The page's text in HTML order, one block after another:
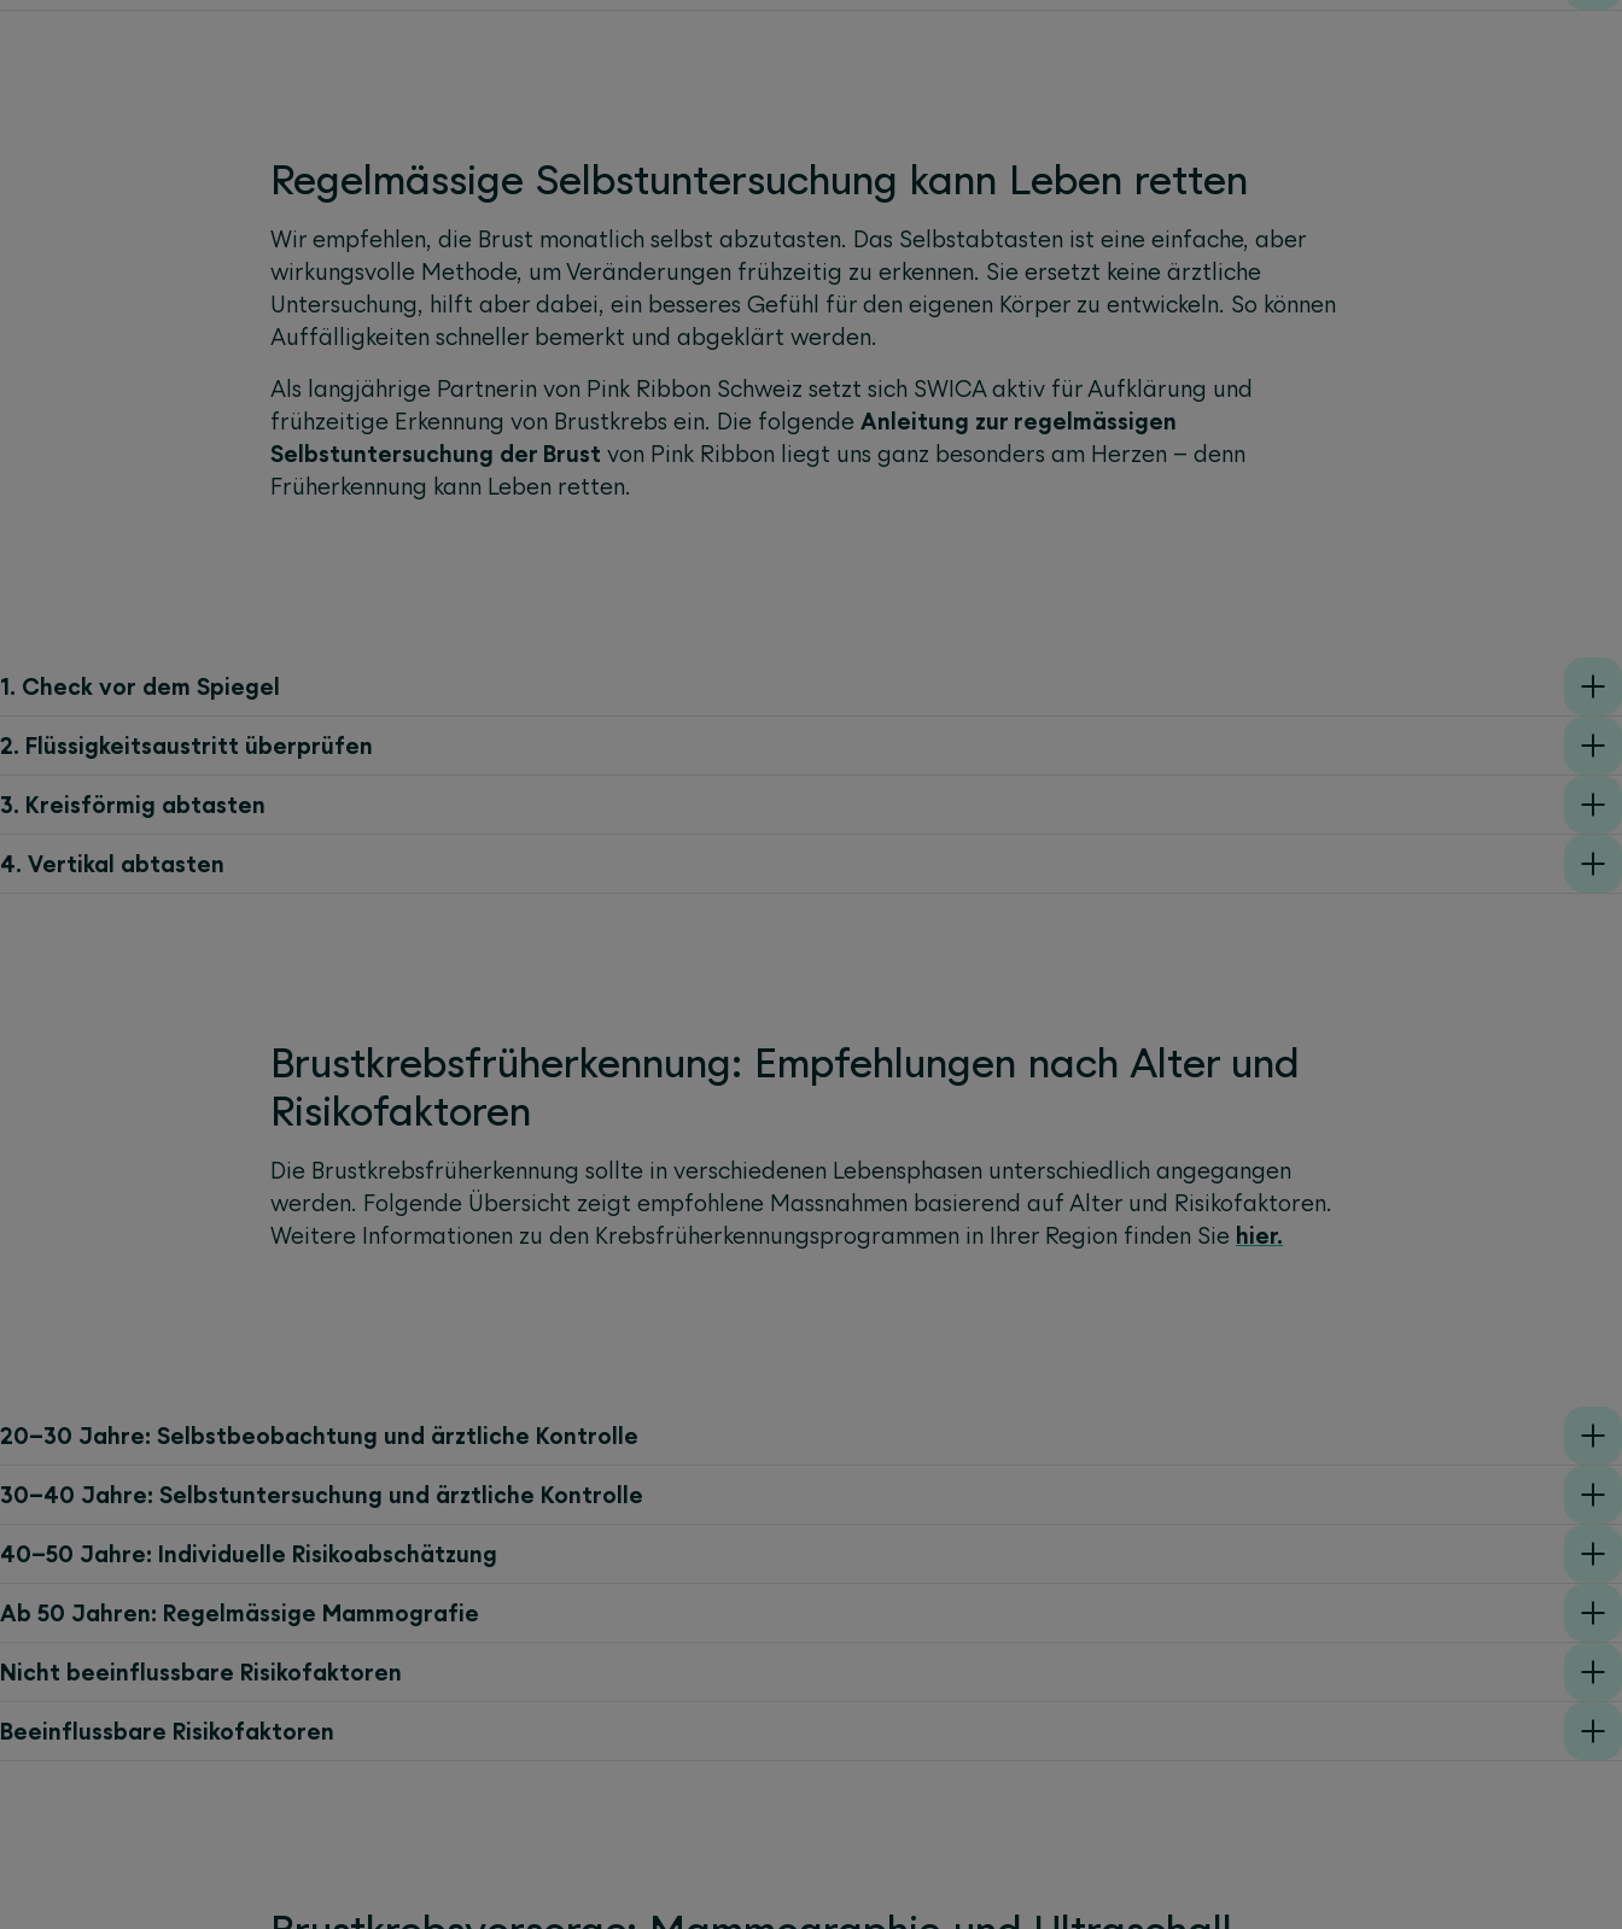
Regelmässige Selbstuntersuchung kann Leben retten
Wir empfehlen, die Brust monatlich selbst abzutasten. Das Selbstabtasten ist eine einfache, aber
wirkungsvolle Methode, um Veränderungen frühzeitig zu erkennen. Sie ersetzt keine ärztliche
Untersuchung, hilft aber dabei, ein besseres Gefühl für den eigenen Körper zu entwickeln. So können
Auffälligkeiten schneller bemerkt und abgeklärt werden.
Als langjährige Partnerin von Pink Ribbon Schweiz setzt sich SWICA aktiv für Aufklärung und
frühzeitige Erkennung von Brustkrebs ein. Die folgende Anleitung zur regelmässigen
Selbstuntersuchung der Brust von Pink Ribbon liegt uns ganz besonders am Herzen – denn
Früherkennung kann Leben retten.
1. Check vor dem Spiegel
2. Flüssigkeitsaustritt überprüfen
3. Kreisförmig abtasten
4. Vertikal abtasten
Brustkrebsfrüherkennung: Empfehlungen nach Alter und
Risikofaktoren
Die Brustkrebsfrüherkennung sollte in verschiedenen Lebensphasen unterschiedlich angegangen
werden. Folgende Übersicht zeigt empfohlene Massnahmen basierend auf Alter und Risikofaktoren.
Weitere Informationen zu den Krebsfrüherkennungsprogrammen in Ihrer Region finden Sie hier.
20–30 Jahre: Selbstbeobachtung und ärztliche Kontrolle
30–40 Jahre: Selbstuntersuchung und ärztliche Kontrolle
40–50 Jahre: Individuelle Risikoabschätzung
Ab 50 Jahren: Regelmässige Mammografie
Nicht beeinflussbare Risikofaktoren
Beeinflussbare Risikofaktoren